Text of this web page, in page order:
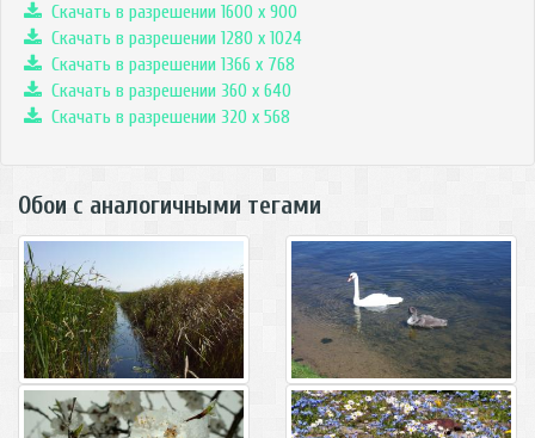
Скачать в разрешении 1600 x 900
Скачать в разрешении 1280 x 1024
Скачать в разрешении 1366 x 768
Скачать в разрешении 360 x 640
Скачать в разрешении 320 x 568
Обои с аналогичными тегами